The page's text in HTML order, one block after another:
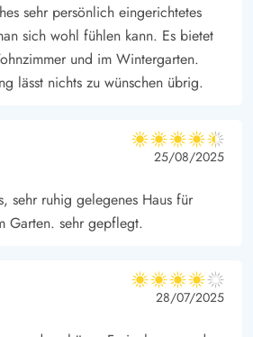
das hier beheimatet ist. Das
der Brunstzeit weithin hörbar.
Lieben unvergessliche Ferien an
sehr persönlich eingerichtetes
sich wohl fühlen kann. Es bietet
und im Wintergarten.
lässt nichts zu wünschen übrig.
4.5 von 5
4.5 von 5
4.5 out of 5
25/08/2025
sehr ruhig gelegenes Haus für
Garten. sehr gepflegt.
4 von 5
4 von 5
4 out of 5
28/07/2025